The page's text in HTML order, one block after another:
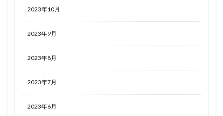
2023年10月
2023年9月
2023年8月
2023年7月
2023年6月